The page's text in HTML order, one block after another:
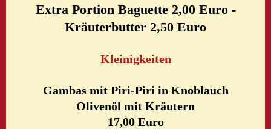
Extra Portion Baguette 2,00 Euro -
Kräuterbutter 2,50 Euro
Kleinigkeiten
Gambas mit Piri-Piri in Knoblauch
Olivenöl mit Kräutern
17,00 Euro